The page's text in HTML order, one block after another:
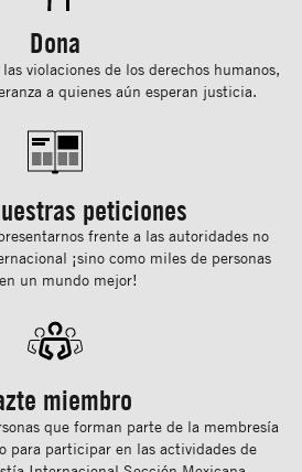
Dona
violaciones de los derechos humanos,
a quienes aún esperan justicia.
peticiones
frente a las autoridades no
¡sino como miles de personas
un mundo mejor!
miembro
que forman parte de la membresía
para participar en las actividades de